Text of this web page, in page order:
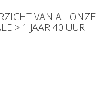
VAN AL ONZE
> 1 JAAR 40 UUR